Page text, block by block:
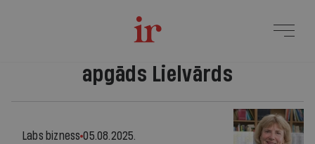
apgāds Lielvārds
Labs bizness 05.08.2025.